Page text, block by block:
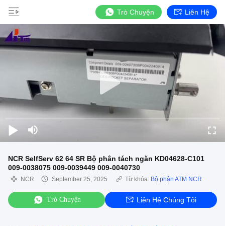
Trò Chuyện Liên Hệ
NCR SelfServ 62 64 SR Bộ phân tách ngăn KD04628-C101
009-0038075 009-0039449 009-0040730
NCR September 25, 2025 Từ khóa: Bộ phận ATM NCR
Trò Chuyện Liên Hệ Chúng Tôi